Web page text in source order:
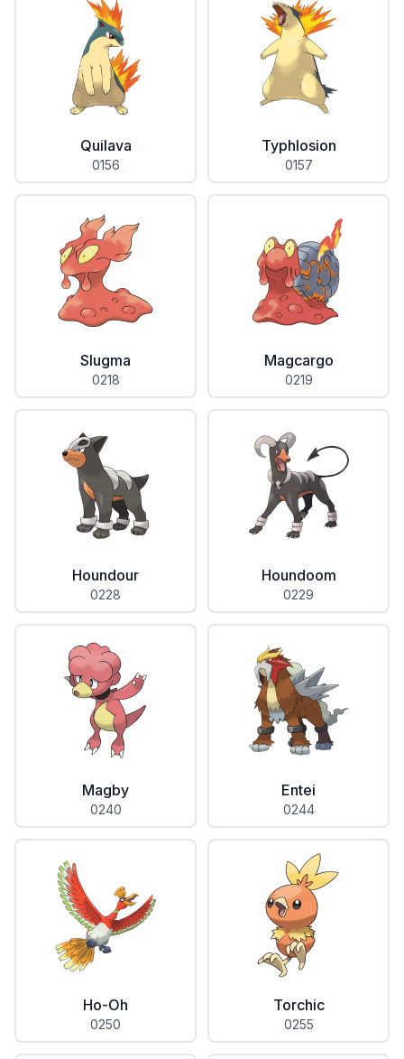
Quilava
0156
Typhlosion
0157
Slugma
0218
Magcargo
0219
Houndour
0228
Houndoom
0229
Magby
0240
Entei
0244
Ho-Oh
0250
Torchic
0255